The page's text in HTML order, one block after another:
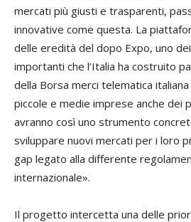
mercati più giusti e trasparenti,
innovative come questa. La
delle eredità del dopo Expo, uno
importanti che l’Italia ha costruito
della Borsa merci telematica
piccole e medie imprese anche dei
avranno così uno strumento
sviluppare nuovi mercati per i loro
gap legato alla differente
internazionale».
Il progetto intercetta una delle